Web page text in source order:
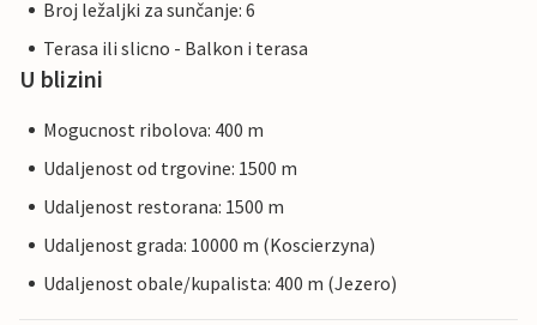
Broj ležaljki za sunčanje: 6
Terasa ili slicno - Balkon i terasa
U blizini
Mogucnost ribolova: 400 m
Udaljenost od trgovine: 1500 m
Udaljenost restorana: 1500 m
Udaljenost grada: 10000 m (Koscierzyna)
Udaljenost obale/kupalista: 400 m (Jezero)